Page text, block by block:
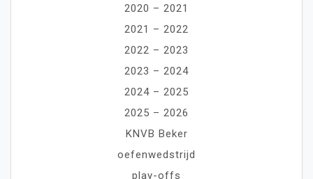
2020 – 2021
2021 – 2022
2022 – 2023
2023 – 2024
2024 – 2025
2025 – 2026
KNVB Beker
oefenwedstrijd
play-offs